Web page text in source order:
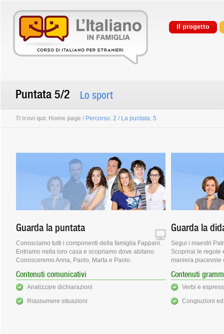
Il progetto
Puntata 5/2 Lo sport
Ti trovi qui: Home page / Percorso: 2 / La puntata: 5
Guarda la puntata
Conosciamo tutti i componenti della famiglia Fappani.
Entriamo nella loro casa e scopriamo dove abitano.
Conosceremo Anna, Paolo, Marta e Paolo.
Contenuti comunicativi
Analizzare dichiarazioni
Riassumere situazioni
Guarda la
Segui i maestri
Scoprirai le regole
maniera piacevole
Contenuti
Verbi e
Congiuzioni